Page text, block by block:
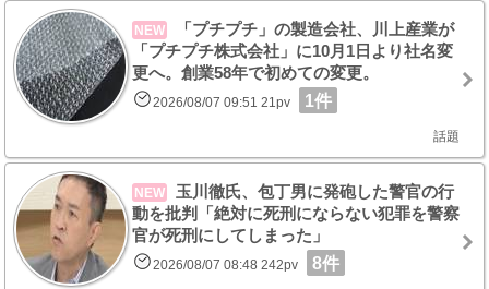
NEW
「プチプチ」の製造会社、川上産業が
「プチプチ株式会社」に10月1日より社名変
更へ。創業58年で初めての変更。
2026/08/07 09:51 21pv 1件
話題
NEW
玉川徹氏、包丁男に発砲した警官の行
動を批判「絶対に死刑にならない犯罪を警察
官が死刑にしてしまった」
2026/08/07 08:48 242pv 8件